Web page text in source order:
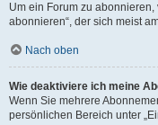
Um ein Forum zu
abonnieren“, der sich meist
Nach oben
Wie deaktiviere ich meine
Wenn Sie mehrere
persönlichen Bereich unter